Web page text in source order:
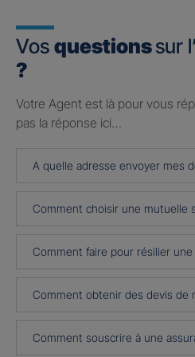
Vos questionssur
?
Votre Agent est là pour vous
pas la réponse ici…
A quelle adresse envoyer mes
Comment choisir une mutuelle
Comment faire pour résilier une
Comment obtenir des devis de
Comment souscrire à une